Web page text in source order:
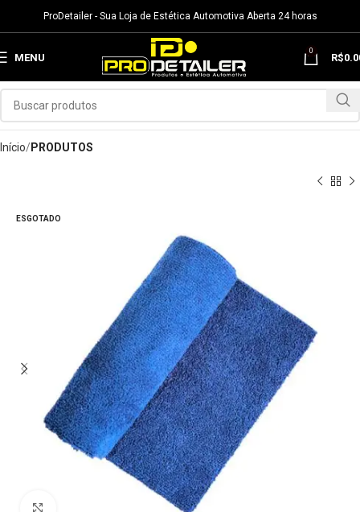
ProDetailer - Sua Loja de Estética Automotiva Aberta 24 horas
MENU
0
R$
Início PRODUTOS
ESGOTADO